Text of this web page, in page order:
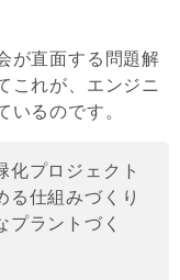
が直面する問題解
これが、エンジニ
いるのです。
化プロジェクト
る仕組みづくり
プラントづく